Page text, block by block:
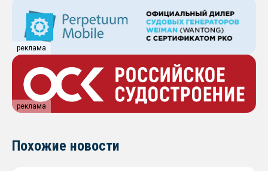
реклама
реклама
Похожие новости